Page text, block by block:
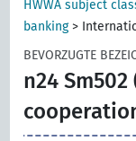
HWWA subject
banking>
BEVORZUGTE
n24 Sm502